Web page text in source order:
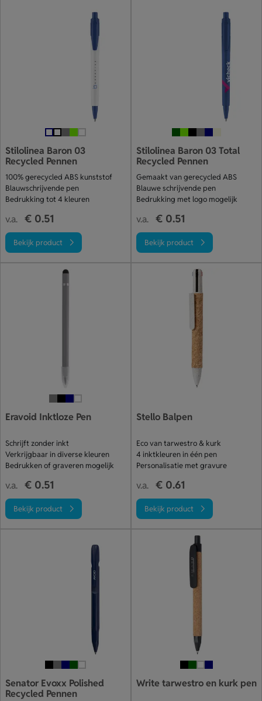
Stilolinea Baron 03
Recycled Pennen
100% gerecycled ABS kunststof
Blauwschrijvende pen
Bedrukking tot 4 kleuren
v.a. € 0.51
Bekijk product
Stilolinea Baron 03 Total
Recycled Pennen
Gemaakt van gerecycled ABS
Blauwe schrijvende pen
Bedrukking met logo mogelijk
v.a. € 0.51
Bekijk product
Eravoid Inktloze Pen
Schrijft zonder inkt
Verkrijgbaar in diverse kleuren
Bedrukken of graveren mogelijk
v.a. € 0.51
Bekijk product
Stello Balpen
Eco van tarwestro & kurk
4 inktkleuren in één pen
Personalisatie met gravure
v.a. € 0.61
Bekijk product
Senator Evoxx Polished
Recycled Pennen
Write tarwestro en kurk pen